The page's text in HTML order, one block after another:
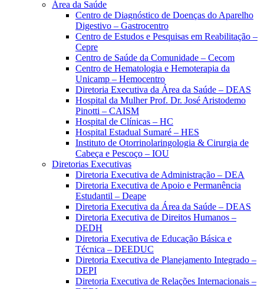
Área da Saúde
Centro de Diagnóstico de Doenças do Aparelho
Digestivo – Gastrocentro
Centro de Estudos e Pesquisas em Reabilitação –
Cepre
Centro de Saúde da Comunidade – Cecom
Centro de Hematologia e Hemoterapia da
Unicamp – Hemocentro
Diretoria Executiva da Área da Saúde – DEAS
Hospital da Mulher Prof. Dr. José Aristodemo
Pinotti – CAISM
Hospital de Clínicas – HC
Hospital Estadual Sumaré – HES
Instituto de Otorrinolaringologia & Cirurgia de
Cabeça e Pescoço – IOU
Diretorias Executivas
Diretoria Executiva de Administração – DEA
Diretoria Executiva de Apoio e Permanência
Estudantil – Deape
Diretoria Executiva da Área da Saúde – DEAS
Diretoria Executiva de Direitos Humanos –
DEDH
Diretoria Executiva de Educação Básica e
Técnica – DEEDUC
Diretoria Executiva de Planejamento Integrado –
DEPI
Diretoria Executiva de Relações Internacionais –